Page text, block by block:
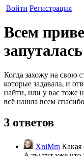
Войти Регистрация
Всем
Когда захожу на свою
которые задавала, и
найти, или у вас тоже
всё нашла всем спасибо
3 ответов
XniMm Какая